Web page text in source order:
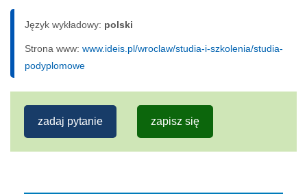
Język wykładowy: polski
Strona www: www.ideis.pl/wroclaw/studia-i-szkolenia/studia-
podyplomowe
zadaj pytanie zapisz się